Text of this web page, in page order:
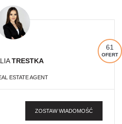
61
OFERT
TRESTKA
ESTATE AGENT
ZOSTAW WIADOMOŚĆ